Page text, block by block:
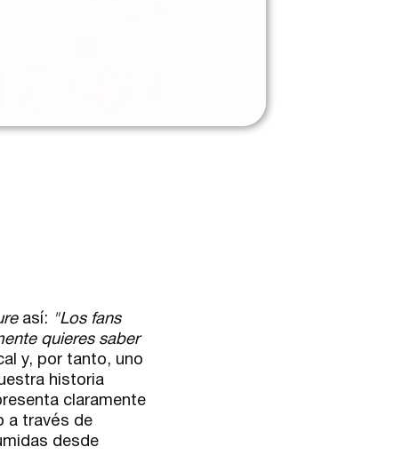
así: "Los fans
quieres saber
y, por tanto, uno
historia
claramente
a través de
desde